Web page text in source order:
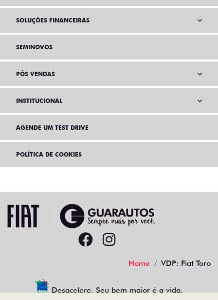
SOLUÇÕES FINANCEIRAS
SEMINOVOS
PÓS VENDAS
INSTITUCIONAL
AGENDE UM TEST DRIVE
POLÍTICA DE COOKIES
Home VDP: Fiat Toro
Desacelere. Seu bem maior é a vida.